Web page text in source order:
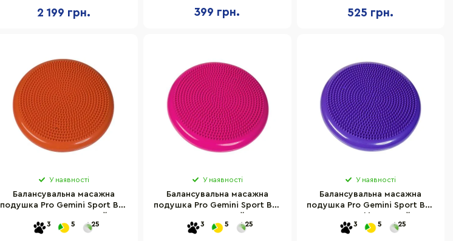
2 199 грн. 399 грн. 525 грн.
У наявності
Балансувальна масажна
подушка Pro Gemini Sport BC-
3 5 25
У наявності
Балансувальна масажна
подушка Pro Gemini Sport BC-
3 5 25
У наявності
Балансувальна масажна
подушка Pro Gemini Sport BC-
3 5 25